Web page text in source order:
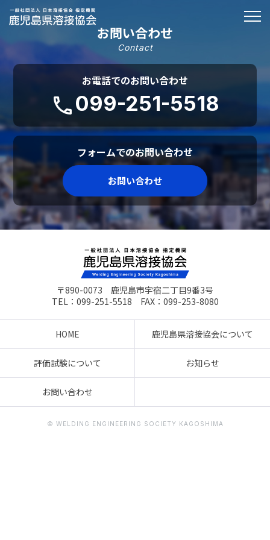
お問い合わせ
Contact
お電話でのお問い合わせ
phone099-251-5518
フォームでのお問い合わせ
お問い合わせ
〒890-0073 鹿児島市宇宿二丁目9番3号
TEL：099-251-5518 FAX：099-253-8080
HOME 鹿児島県溶接協会について
評価試験について お知らせ
お問い合わせ
© WELDING ENGINEERING SOCIETY KAGOSHIMA